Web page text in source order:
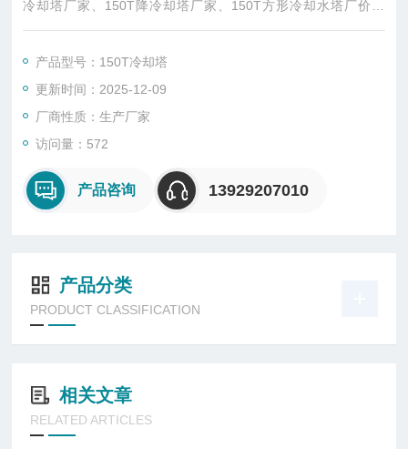
冷却塔厂家、150T降冷却塔厂家、150T方形冷却水塔厂价直
销、安研牌降温冷却塔厂家、湛江方形冷却塔厂家、湛江低噪音
厂家、东莞市菱兴冷却设备有限公司降温冷却塔厂家报价，产品
保修两年。
产品型号：150T冷却塔
更新时间：2025-12-09
厂商性质：生产厂家
访问量：572
产品咨询 13929207010
产品分类
PRODUCT CLASSIFICATION
相关文章
RELATED ARTICLES